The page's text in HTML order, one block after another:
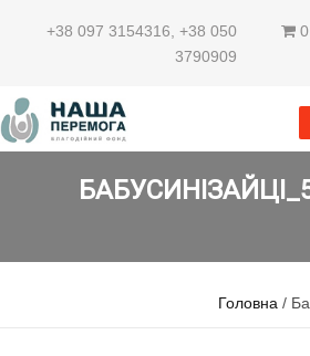
+38 097 3154316 +38 050
3790909
0
Головна /